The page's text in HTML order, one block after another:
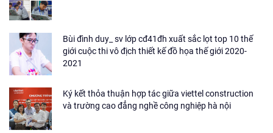
Bùi đình duy_ sv lớp cđ41đh xuất sắc lọt top 10 thế
giới cuộc thi vô địch thiết kế đồ họa thế giới 2020-
2021
Ký kết thỏa thuận hợp tác giữa viettel construction
và trường cao đẳng nghề công nghiệp hà nội